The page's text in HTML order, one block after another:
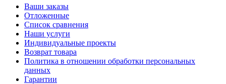
Ваши заказы
Отложенные
Список сравнения
Наши услуги
Индивидуальные проекты
Возврат товара
Политика в отношении обработки персональных
данных
Гарантии